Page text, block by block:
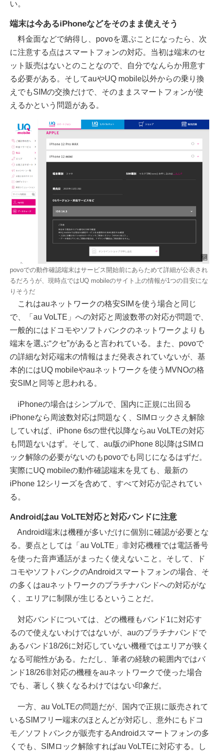
い。
端末は今あるiPhoneなどをそのまま使えそう
料金面などで納得し、povoを選ぶことになったら、次
に注意する点はスマートフォンの対応。当初は端末のセ
ット販売はないとのことなので、自分でなんらか用意す
る必要がある。そしてauやUQ mobile以外からの乗り換
えでもSIMの交換だけで、そのままスマートフォンが使
えるかという問題がある。
povoでの動作確認端末はサービス開始前にあらためて詳細が公表され
るだろうが、現時点ではUQ mobileのサイト上の情報が1つの目安にな
りそうだ
これはauネットワークの格安SIMを使う場合と同じ
で、「au VoLTE」への対応と周波数帯の対応が問題で、
一般的にはドコモやソフトバンクのネットワークよりも
端末を選ぶ“クセ”があると言われている。また、povoで
の詳細な対応端末の情報はまだ発表されていないが、基
本的にはUQ mobileやauネットワークを使うMVNOの格
安SIMと同等と思われる。
iPhoneの場合はシンプルで、国内に正規に出回る
iPhoneなら周波数対応は問題なく、SIMロックさえ解除
していれば、iPhone 6sの世代以降ならau VoLTEの対応
も問題ないはず。そして、au版のiPhone 8以降はSIMロ
ック解除の必要がないのもpovoでも同じになるはずだ。
実際にUQ mobileの動作確認端末を見ても、最新の
iPhone 12シリーズを含めて、すべて対応が記されてい
る。
Androidはau VoLTE対応と対応バンドに注意
Android端末は機種が多いだけに個別に確認が必要とな
る。要点としては「au VoLTE」非対応機種では電話番号
を使った音声通話がまったく使えないこと。そして、ド
コモやソフトバンクのAndroidスマートフォンの場合、そ
の多くはauネットワークのプラチナバンドへの対応がな
く、エリアに制限が生じるということだ。
対応バンドについては、どの機種もバンド1に対応す
るので使えないわけではないが、auのプラチナバンドで
あるバンド18/26に対応していない機種ではエリアが狭く
なる可能性がある。ただし、筆者の経験の範囲内ではバ
ンド18/26非対応の機種をauネットワークで使った場合
でも、著しく狭くなるわけではない印象だ。
一方、au VoLTEの問題だが、国内で正規に販売されて
いるSIMフリー端末のほとんどが対応し、意外にもドコ
モ／ソフトバンクが販売するAndroidスマートフォンの多
くでも、SIMロック解除すればau VoLTEに対応する。し